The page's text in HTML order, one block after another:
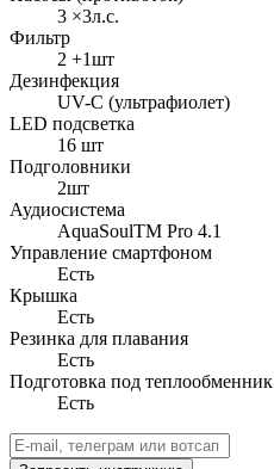
3 ×3л.с.
Фильтр
2 +1шт
Дезинфекция
UV-C (ультрафиолет)
LED подсветка
16 шт
Подголовники
2шт
Аудиосистема
AquaSoulTM Pro 4.1
Управление смартфоном
Есть
Крышка
Есть
Резинка для плавания
Есть
Подготовка под теплообменник
Есть